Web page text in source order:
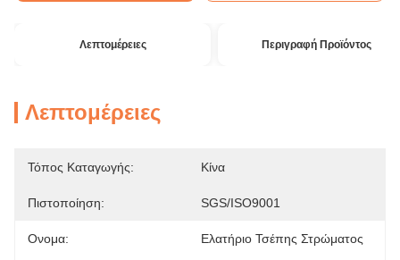
Λεπτομέρειες Περιγραφή Προϊόντος
Λεπτομέρειες
Τόπος Καταγωγής: Κίνα
Πιστοποίηση: SGS/ISO9001
Ονομα: Ελατήριο Τσέπης Στρώματος